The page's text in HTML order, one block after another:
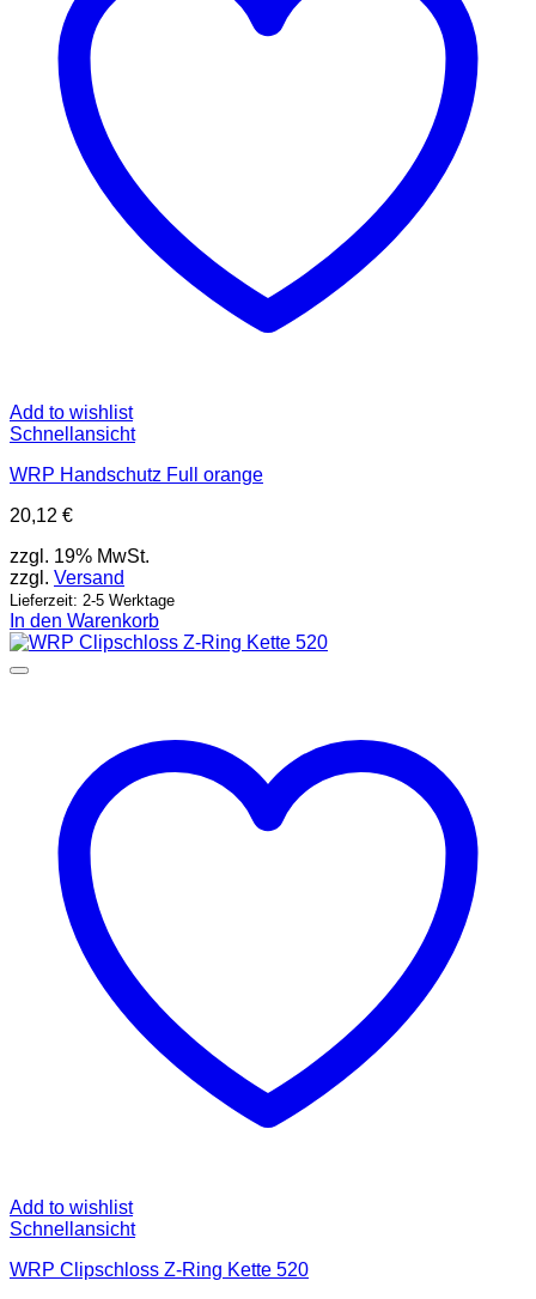
Add to wishlist
Schnellansicht
WRP Handschutz Full orange
20,12 €
zzgl. 19% MwSt.
zzgl. Versand
Lieferzeit: 2-5 Werktage
In den Warenkorb
Add to wishlist
Schnellansicht
WRP Clipschloss Z-Ring Kette 520